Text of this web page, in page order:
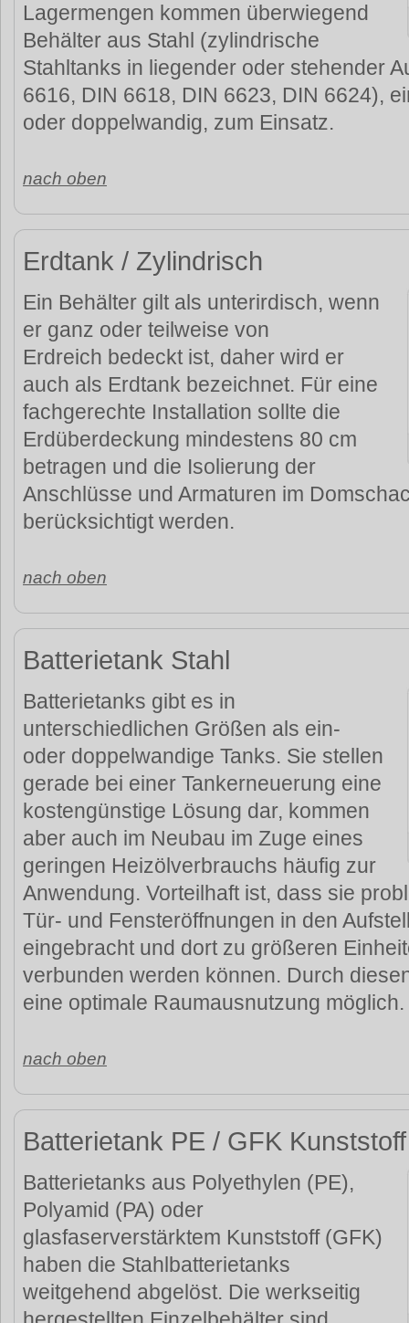
Lagermengen kommen überwiegend
Behälter aus Stahl (zylindrische
Stahltanks in liegender oder stehender
6616, DIN 6618, DIN 6623, DIN 6624),
oder doppelwandig, zum Einsatz.
nach oben
Erdtank / Zylindrisch
Ein Behälter gilt als unterirdisch, wenn
er ganz oder teilweise von
Erdreich bedeckt ist, daher wird er
auch als Erdtank bezeichnet. Für eine
fachgerechte Installation sollte die
Erdüberdeckung mindestens 80 cm
betragen und die Isolierung der
Anschlüsse und Armaturen im
berücksichtigt werden.
nach oben
Batterietank Stahl
Batterietanks gibt es in
unterschiedlichen Größen als ein-
oder doppelwandige Tanks. Sie stellen
gerade bei einer Tankerneuerung eine
kostengünstige Lösung dar, kommen
aber auch im Neubau im Zuge eines
geringen Heizölverbrauchs häufig zur
Anwendung. Vorteilhaft ist, dass sie
Tür- und Fensteröffnungen in den
eingebracht und dort zu größeren
verbunden werden können. Durch
eine optimale Raumausnutzung möglich.
nach oben
Batterietank PE / GFK Kunststoff
Batterietanks aus Polyethylen (PE),
Polyamid (PA) oder
glasfaserverstärktem Kunststoff (GFK)
haben die Stahlbatterietanks
weitgehend abgelöst. Die werkseitig